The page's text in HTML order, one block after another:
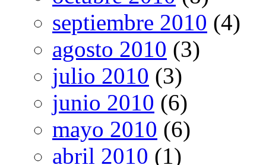
septiembre 2010 (4)
agosto 2010 (3)
julio 2010 (3)
junio 2010 (6)
mayo 2010 (6)
abril 2010 (1)